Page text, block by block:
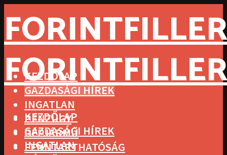
KEZDŐLAP
GAZDASÁGI HÍREK
INGATLAN
PÉNZÜGY
GÉPJÁRMŰ
FENNTARTHATÓSÁG
KEZDŐLAP
GAZDASÁGI HÍREK
INGATLAN